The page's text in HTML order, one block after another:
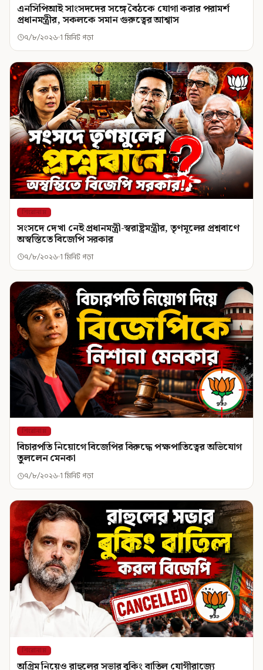
এনসিপিআই সাংসদদের সঙ্গে বৈঠকে যোগা করার পরামর্শ
প্রধানমন্ত্রীর, সকলকে সমান গুরুত্বের আশ্বাস
৭/৮/২০২৬ 1 মিনিট পড়া
শিরোনাম
সংসদে দেখা নেই প্রধানমন্ত্রী-স্বরাষ্ট্রমন্ত্রীর, তৃণমূলের প্রশ্নবাণে
অস্বস্তিতে বিজেপি সরকার
৭/৮/২০২৬ 1 মিনিট পড়া
শিরোনাম
বিচারপতি নিয়োগে বিজেপির বিরুদ্ধে পক্ষপাতিত্বের অভিযোগ
তুললেন মেনকা
৭/৮/২০২৬ 1 মিনিট পড়া
শিরোনাম
অগ্রিম নিয়েও রাহুলের সভার বুকিং বাতিল যোগীরাজ্যে